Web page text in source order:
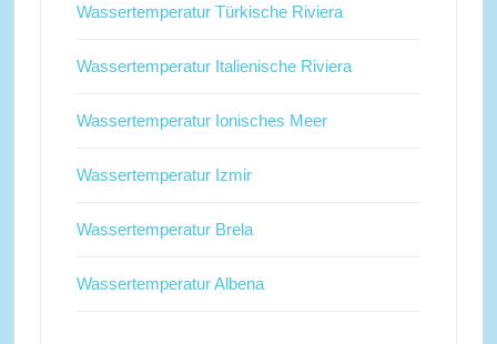
Wassertemperatur Türkische Riviera
Wassertemperatur Italienische Riviera
Wassertemperatur Ionisches Meer
Wassertemperatur Izmir
Wassertemperatur Brela
Wassertemperatur Albena